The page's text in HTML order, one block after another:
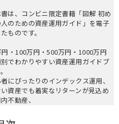
は、コンビニ限定書籍「図解 初め
のための資産運用ガイド」を電子
ものです。
・100万円・500万円・1000万円
でわかりやすい資産運用ガイドブ
にぴったりのインデックス運用、
資産でも着実なリターンが見込め
不動産、
のある人におすすめの海外不動産…